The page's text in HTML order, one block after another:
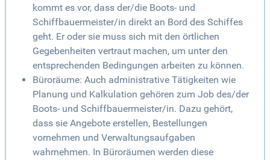
kommt es vor, dass der/die Boots- und
Schiffbauermeister/in direkt an Bord des Schiffes
geht. Er oder sie muss sich mit den örtlichen
Gegebenheiten vertraut machen, um unter den
entsprechenden Bedingungen arbeiten zu können.
Büroräume: Auch administrative Tätigkeiten wie
Planung und Kalkulation gehören zum Job des/der
Boots- und Schiffbauermeister/in. Dazu gehört,
dass sie Angebote erstellen, Bestellungen
vornehmen und Verwaltungsaufgaben
wahrnehmen. In Büroräumen werden diese